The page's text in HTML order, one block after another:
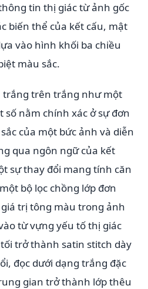
tin thị giác từ ảnh gốc
biến thể của kết cấu, mật
vào hình khối ba chiều
màu sắc.
trắng trên trắng như một
nằm chính xác ở sự đơn
của một bức ảnh và diễn
qua ngôn ngữ của kết
sự thay đổi mang tính căn
bộ lọc chồng lớp đơn
trị tông màu trong ảnh
từ vựng yếu tố thị giác
trở thành satin stitch dày
đọc dưới dạng trắng đặc
gian trở thành lớp thêu